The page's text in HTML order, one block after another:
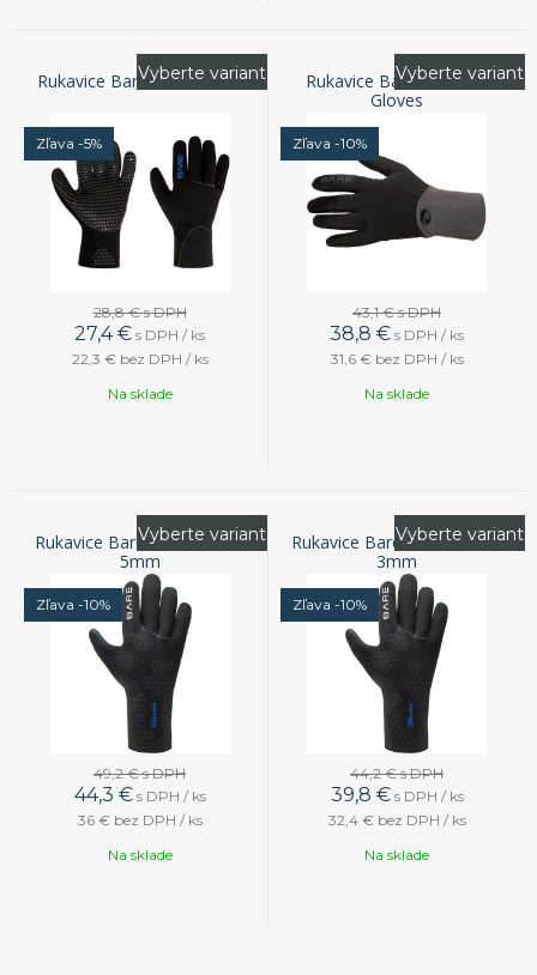
Rukavice Bare 5mm Glove
Zľava -5%
28,8 €s DPH
27,4 € s DPH / ks
22,3 € bez DPH / ks
Vyberte variant
Na sklade
Rukavice Bare Exowear
Gloves
Zľava -10%
43,1 €s DPH
38,8 € s DPH / ks
31,6 € bez DPH / ks
Vyberte variant
Na sklade
Rukavice Bare S-Flex Glove
5mm
Zľava -10%
49,2 €s DPH
44,3 € s DPH / ks
36 € bez DPH / ks
Vyberte variant
Na sklade
Rukavice Bare S-Flex Glove
3mm
Zľava -10%
44,2 €s DPH
39,8 € s DPH / ks
32,4 € bez DPH / ks
Vyberte variant
Na sklade